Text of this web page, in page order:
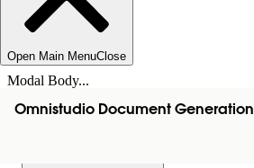
Open Main MenuClose
Modal Body...
Omnistudio Document Generation